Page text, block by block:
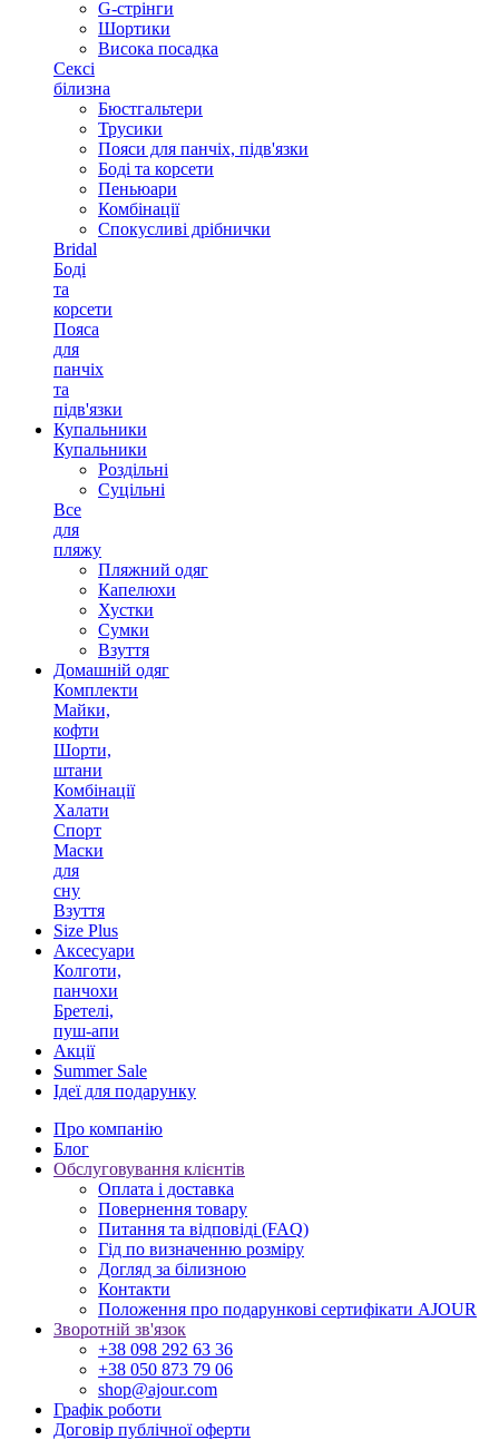
G-стрінги
Шортики
Висока посадка
Сексі
білизна
Бюстгальтери
Трусики
Пояси для панчіх, підв'язки
Боді та корсети
Пеньюари
Комбінації
Спокусливі дрібнички
Bridal
Боді
та
корсети
Пояса
для
панчіх
та
підв'язки
Купальники
Купальники
Роздільні
Суцільні
Все
для
пляжу
Пляжний одяг
Капелюхи
Хустки
Сумки
Взуття
Домашній одяг
Комплекти
Майки,
кофти
Шорти,
штани
Комбінації
Халати
Спорт
Маски
для
сну
Взуття
Size Plus
Аксесуари
Колготи,
панчохи
Бретелі,
пуш-апи
Акції
Summer Sale
Ідеї для подарунку
Про компанію
Блог
Обслуговування клієнтів
Оплата і доставка
Повернення товару
Питання та відповіді (FAQ)
Гід по визначенню розміру
Догляд за білизною
Контакти
Положення про подарункові сертифікати AJOUR
Зворотній зв'язок
+38 098 292 63 36
+38 050 873 79 06
shop@ajour.com
Графік роботи
Договір публічної оферти